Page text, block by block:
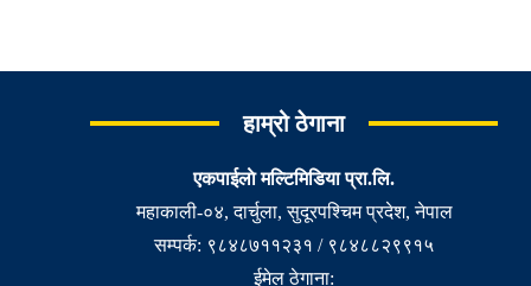
हाम्रो ठेगाना
एकपाईलाे मल्टिमिडिया प्रा.लि.
महाकाली-०४, दार्चुला, सुदूरपश्चिम प्रदेश, नेपाल
सम्पर्क: ९८४८७११२३१ / ९८४८८२९९१५
ईमेल ठेगाना: